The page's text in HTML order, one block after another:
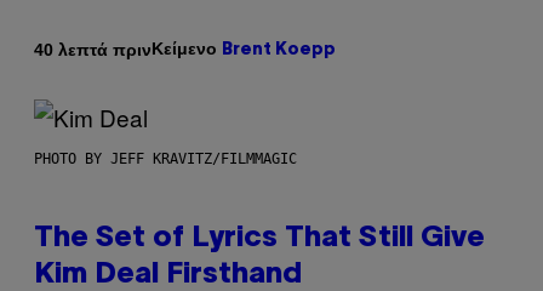
40 λεπτά πρινΚείμενο Brent Koepp
PHOTO BY JEFF KRAVITZ/FILMMAGIC
The Set of Lyrics That Still Give
Kim Deal Firsthand